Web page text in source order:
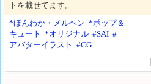
トを載せてます。
*ほんわか・メルヘン *ポップ＆
キュート
*オリジナル #SAI #
アバターイラスト
#CG